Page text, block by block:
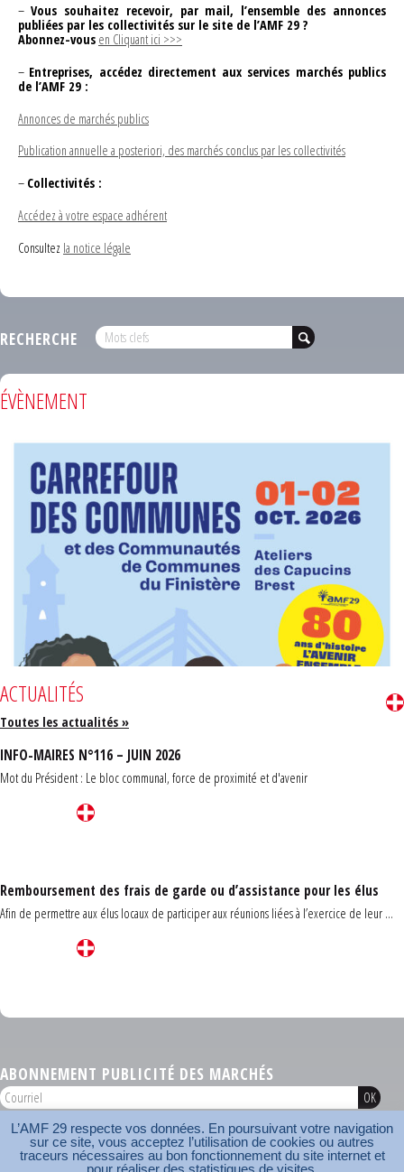
– Vous souhaitez recevoir, par mail, l’ensemble des annonces
publiées par les collectivités sur le site de l’AMF 29 ?
Abonnez-vous en Cliquant ici >>>
– Entreprises, accédez directement aux services marchés publics
de l’AMF 29 :
Annonces de marchés publics
Publication annuelle a posteriori, des marchés conclus par les collectivités
– Collectivités :
Accédez à votre espace adhérent
Consultez la notice légale
RECHERCHE
ÉVÈNEMENT
ACTUALITÉS
Toutes les actualités »
INFO-MAIRES N°116 – JUIN 2026
Mot du Président : Le bloc communal, force de proximité et d'avenir
Remboursement des frais de garde ou d’assistance pour les élus
Afin de permettre aux élus locaux de participer aux réunions liées à l’exercice de leur ...
ABONNEMENT PUBLICITÉ DES MARCHÉS
AMF 29 © 2026
Plan du site Nos coordonnées Mentions légales
Contact
L’AMF 29 respecte vos données. En poursuivant votre navigation
sur ce site, vous acceptez l’utilisation de cookies ou autres
traceurs nécessaires au bon fonctionnement du site internet et
pour réaliser des statistiques de visites.